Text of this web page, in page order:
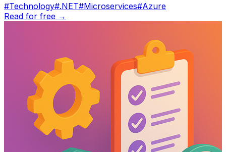
#Technology#.NET#Microservices#Azure
Read for free →